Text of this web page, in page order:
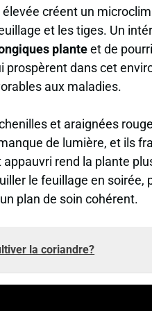
élevée créent un
et les tiges. Un
planteet de
prospèrent dans cet
aux maladies.
et araignées
de lumière, et ils
rend la plante
le feuillage en
plan de soin cohérent.
la coriandre?